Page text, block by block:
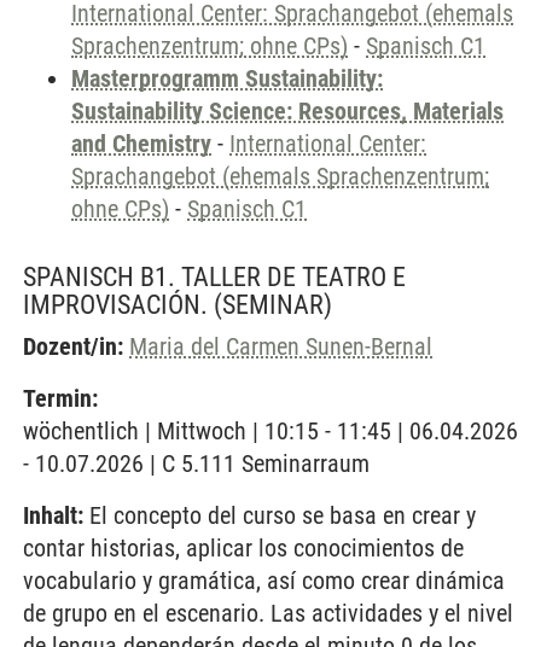
International Center: Sprachangebot (ehemals
Sprachenzentrum; ohne CPs) - Spanisch C1
Masterprogramm Sustainability:
Sustainability Science: Resources, Materials
and Chemistry - International Center:
Sprachangebot (ehemals Sprachenzentrum;
ohne CPs) - Spanisch C1
SPANISCH B1. TALLER DE TEATRO E
IMPROVISACIÓN. (SEMINAR)
Dozent/in: Maria del Carmen Sunen-Bernal
Termin:
wöchentlich | Mittwoch | 10:15 - 11:45 | 06.04.2026
- 10.07.2026 | C 5.111 Seminarraum
Inhalt: El concepto del curso se basa en crear y
contar historias, aplicar los conocimientos de
vocabulario y gramática, así como crear dinámica
de grupo en el escenario. Las actividades y el nivel